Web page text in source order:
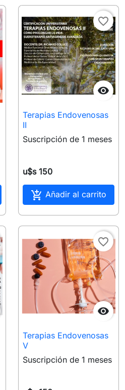

favorite_border
Terapias Endovenosas
II
Suscripción de 1 meses
u$s 150
 Añadir al carrito

favorite_border
Terapias Endovenosas
V
Suscripción de 1 meses